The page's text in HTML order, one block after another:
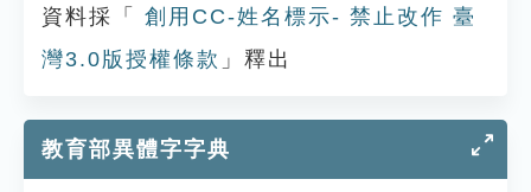
資料採「
創用CC-姓名標示- 禁止改作 臺
灣3.0版授權條款 」釋出
教育部異體字字典